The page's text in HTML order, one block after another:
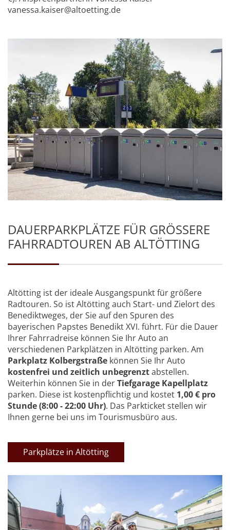
vanessa.kaiser@altoetting.de
DAUERPARKPLÄTZE FÜR GRÖSSERE F
AHRRADTOUREN AB ALTÖTTING
Altötting ist der ideale Ausgangspunkt für größere
Radtouren. So ist Altötting auch Start- und Zielort des
Benediktweges, der Sie auf den Spuren des
bayerischen Papstes Benedikt XVI. führt. Für die Dauer
Ihrer Fahrradreise können Sie Ihr Auto an
verschiedenen Parkplätzen in Altötting parken. Am
Parkplatz Kolbergstraße können Sie Ihr Auto
kostenfrei und zeitlich unbegrenztabstellen.
Weiterhin können Sie in derTiefgarage Kapellplatz
parken. Diese ist kostenpflichtig und kostet 1,00 € pro
Stunde (8:00 - 22:00 Uhr). Das Parkticket stellen wir
Ihnen gerne bei uns im Tourismusbüro aus.
Parkplätze in Altötting